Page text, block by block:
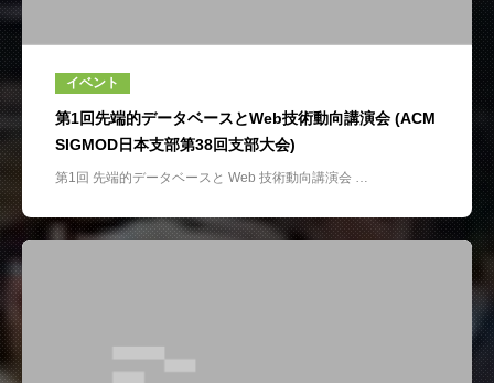
イベント
第1回先端的データベースとWeb技術動向講演会 (ACM
SIGMOD日本支部第38回支部大会)
第1回 先端的データベースと Web 技術動向講演会 …